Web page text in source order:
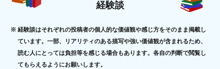
経験談
経験談はそれぞれの投稿者の個人的な価値観や感じ方をそのまま掲載し
ています。一部、リアリティのある描写や強い価値観が含まれるため、
読む人にとっては負担等を感じる場合もあります。各自の判断で閲覧し
てもらえるようにお願いします。